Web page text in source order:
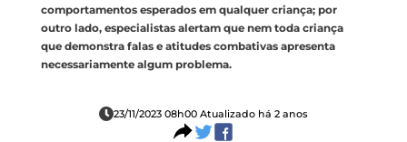
comportamentos esperados em qualquer criança; por
outro lado, especialistas alertam que nem toda criança
que demonstra falas e atitudes combativas apresenta
necessariamente algum problema.
23/11/2023 08h00 Atualizado há 2 anos